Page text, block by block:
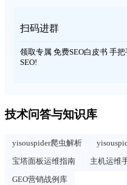
扫码进群
领取专属 免费SEO白皮书 手
SEO!
技术问答与知识库
yisouspider爬虫解析
宝塔面板运维指南
主机运维
GEO营销战例库